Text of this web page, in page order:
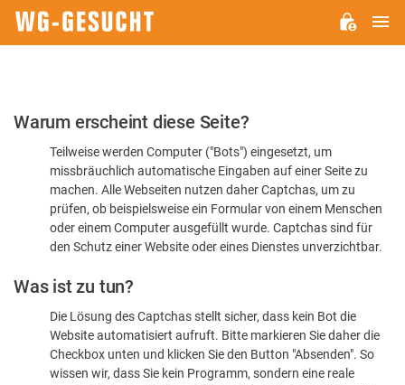
Bitte
dass
sind
Warum erscheint diese Seite?
Teilweise werden Computer ("Bots") eingesetzt, um
missbräuchlich automatische Eingaben auf einer Seite zu
machen. Alle Webseiten nutzen daher Captchas, um zu
prüfen, ob beispielsweise ein Formular von einem Menschen
oder einem Computer ausgefüllt wurde. Captchas sind für
den Schutz einer Website oder eines Dienstes unverzichtbar.
Was ist zu tun?
Die Lösung des Captchas stellt sicher, dass kein Bot die
Website automatisiert aufruft. Bitte markieren Sie daher die
Checkbox unten und klicken Sie den Button "Absenden". So
wissen wir, dass Sie kein Programm, sondern eine reale